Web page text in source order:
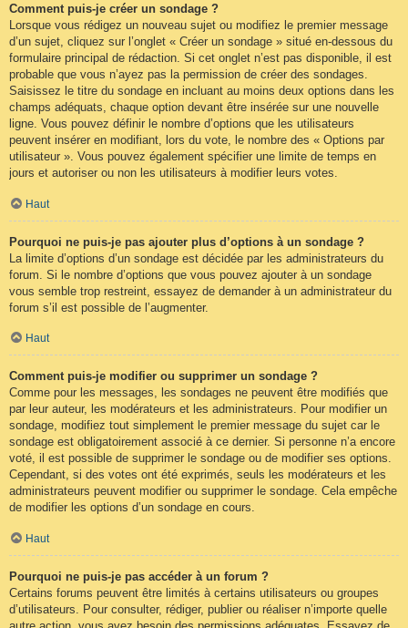
Comment puis-je créer un sondage ?
Lorsque vous rédigez un nouveau sujet ou modifiez le premier message
d’un sujet, cliquez sur l’onglet « Créer un sondage » situé en-dessous du
formulaire principal de rédaction. Si cet onglet n’est pas disponible, il est
probable que vous n’ayez pas la permission de créer des sondages.
Saisissez le titre du sondage en incluant au moins deux options dans les
champs adéquats, chaque option devant être insérée sur une nouvelle
ligne. Vous pouvez définir le nombre d’options que les utilisateurs
peuvent insérer en modifiant, lors du vote, le nombre des « Options par
utilisateur ». Vous pouvez également spécifier une limite de temps en
jours et autoriser ou non les utilisateurs à modifier leurs votes.
Haut
Pourquoi ne puis-je pas ajouter plus d’options à un sondage ?
La limite d’options d’un sondage est décidée par les administrateurs du
forum. Si le nombre d’options que vous pouvez ajouter à un sondage
vous semble trop restreint, essayez de demander à un administrateur du
forum s’il est possible de l’augmenter.
Haut
Comment puis-je modifier ou supprimer un sondage ?
Comme pour les messages, les sondages ne peuvent être modifiés que
par leur auteur, les modérateurs et les administrateurs. Pour modifier un
sondage, modifiez tout simplement le premier message du sujet car le
sondage est obligatoirement associé à ce dernier. Si personne n’a encore
voté, il est possible de supprimer le sondage ou de modifier ses options.
Cependant, si des votes ont été exprimés, seuls les modérateurs et les
administrateurs peuvent modifier ou supprimer le sondage. Cela empêche
de modifier les options d’un sondage en cours.
Haut
Pourquoi ne puis-je pas accéder à un forum ?
Certains forums peuvent être limités à certains utilisateurs ou groupes
d’utilisateurs. Pour consulter, rédiger, publier ou réaliser n’importe quelle